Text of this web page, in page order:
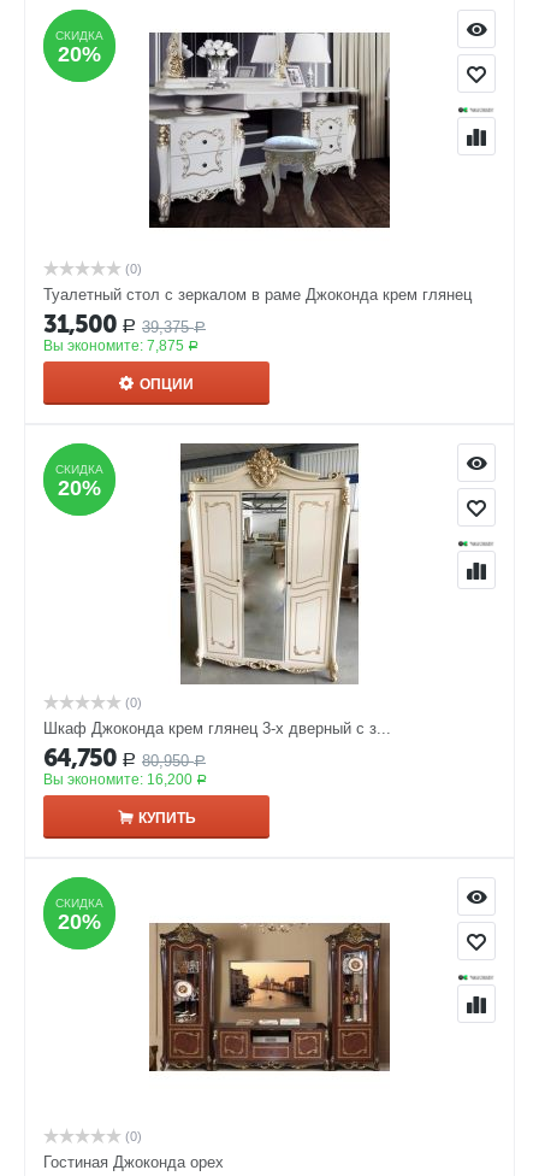
СКИДКА
20%
СКИДКА
20%
(0)
Туалетный стол с зеркалом в раме Джоконда крем глянец
31,500 Р 39,375 Р
Вы экономите: 7,875 Р
ОПЦИИ
СКИДКА
20%
СКИДКА
20%
(0)
Шкаф Джоконда крем глянец 3-х дверный с з...
64,750 Р 80,950 Р
Вы экономите: 16,200 Р
КУПИТЬ
СКИДКА
20%
СКИДКА
20%
(0)
Гостиная Джоконда орех